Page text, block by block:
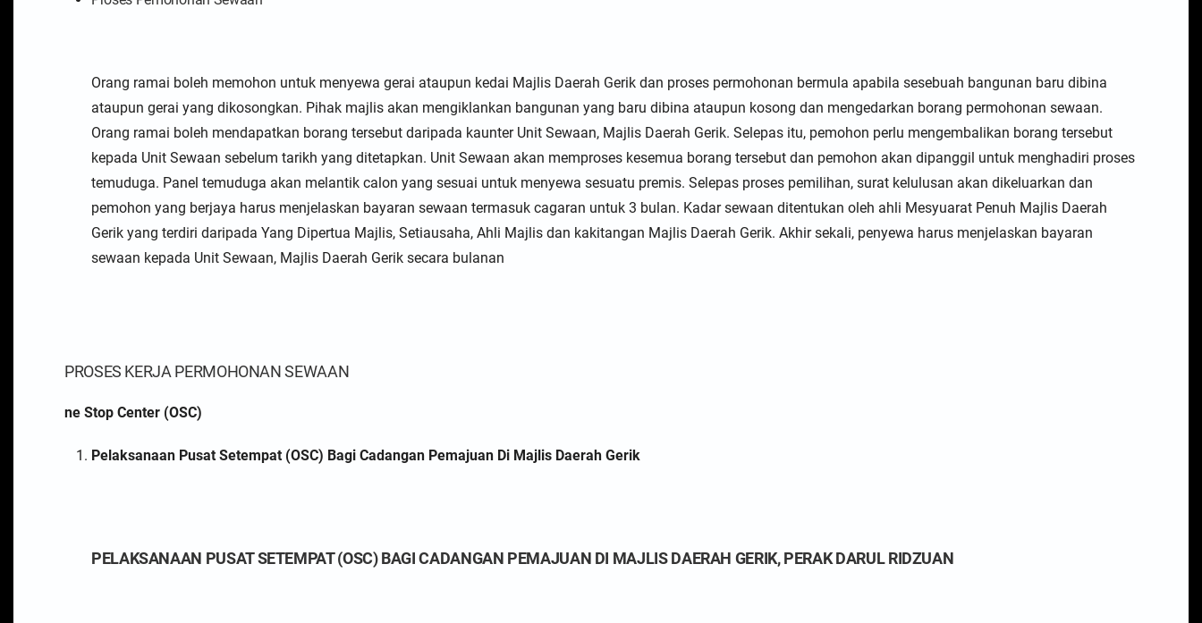
Orang ramai boleh memohon untuk menyewa gerai ataupun kedai Majlis Daerah Gerik dan proses permohonan bermula apabila sesebuah bangunan baru dibina
ataupun gerai yang dikosongkan. Pihak majlis akan mengiklankan bangunan yang baru dibina ataupun kosong dan mengedarkan borang permohonan sewaan.
Orang ramai boleh mendapatkan borang tersebut daripada kaunter Unit Sewaan, Majlis Daerah Gerik. Selepas itu, pemohon perlu mengembalikan borang tersebut
kepada Unit Sewaan sebelum tarikh yang ditetapkan. Unit Sewaan akan memproses kesemua borang tersebut dan pemohon akan dipanggil untuk menghadiri proses
temuduga. Panel temuduga akan melantik calon yang sesuai untuk menyewa sesuatu premis. Selepas proses pemilihan, surat kelulusan akan dikeluarkan dan
pemohon yang berjaya harus menjelaskan bayaran sewaan termasuk cagaran untuk 3 bulan. Kadar sewaan ditentukan oleh ahli Mesyuarat Penuh Majlis Daerah
Gerik yang terdiri daripada Yang Dipertua Majlis, Setiausaha, Ahli Majlis dan kakitangan Majlis Daerah Gerik. Akhir sekali, penyewa harus menjelaskan bayaran
sewaan kepada Unit Sewaan, Majlis Daerah Gerik secara bulanan
PROSES KERJA PERMOHONAN SEWAAN
ne Stop Center (OSC)
Pelaksanaan Pusat Setempat (OSC) Bagi Cadangan Pemajuan Di Majlis Daerah Gerik
PELAKSANAAN PUSAT SETEMPAT (OSC) BAGI CADANGAN PEMAJUAN DI MAJLIS DAERAH GERIK, PERAK DARUL RIDZUAN